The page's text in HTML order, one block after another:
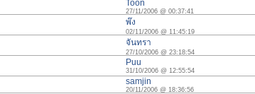
Toon
27/11/2006 @ 00:37:41
พ๊ง
02/11/2006 @ 11:45:19
จันทรา
27/10/2006 @ 23:18:54
Puu
31/10/2006 @ 12:55:54
samjin
20/11/2006 @ 18:36:56